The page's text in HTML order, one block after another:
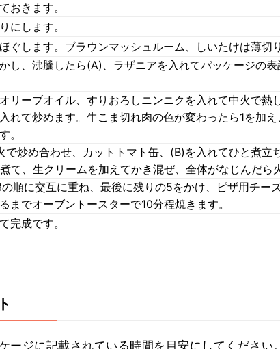
おきます。
にします。
ぐします。ブラウンマッシュルーム、しいたけは薄切
し、沸騰したら(A)、ラザニアを入れてパッケージの
リーブオイル、すりおろしニンニクを入れて中火で熱
れて炒めます。牛こま切れ肉の色が変わったら1を加
。
で炒め合わせ、カットトマト缶、(B)を入れてひと煮立
て、生クリームを加えてかき混ぜ、全体がなじんだら
順に交互に重ね、最後に残りの5をかけ、ピザ用チー
までオーブントースターで10分程焼きます。
完成です。
ージに記載されている時間を目安にしてください。